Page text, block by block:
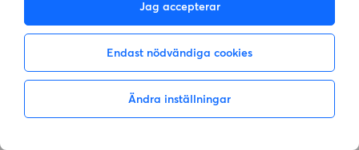
Jag accepterar
Endast nödvändiga cookies
Ändra inställningar